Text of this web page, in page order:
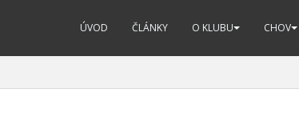
ÚVOD ČLÁNKY O KLUBU CHOV